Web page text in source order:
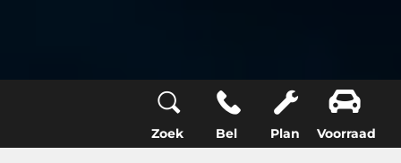
Zoek Bel Plan Voorraad